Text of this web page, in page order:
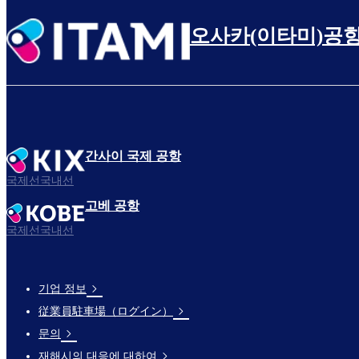
오사카(이타미)공
간사이 국제 공항
국제선국내선
고베 공항
국제선국내선
Footer
Links
기업 정보
従業員駐車場（ログイン）
문의
재해시의 대응에 대하여